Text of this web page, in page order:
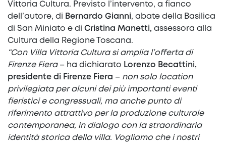
Vittoria Cultura. Previsto l’intervento, a fianco
dell’autore, di Bernardo Gianni, abate della Basilica
di San Miniato e di Cristina Manetti, assessora alla
Cultura della Regione Toscana.
“Con Villa Vittoria Cultura si amplia l’offerta di
Firenze Fiera – ha dichiarato Lorenzo Becattini,
presidente di Firenze Fiera – non solo location
privilegiata per alcuni dei più importanti eventi
fieristici e congressuali, ma anche punto di
riferimento attrattivo per la produzione culturale
contemporanea, in dialogo con la straordinaria
identità storica della villa. Vogliamo che i nostri